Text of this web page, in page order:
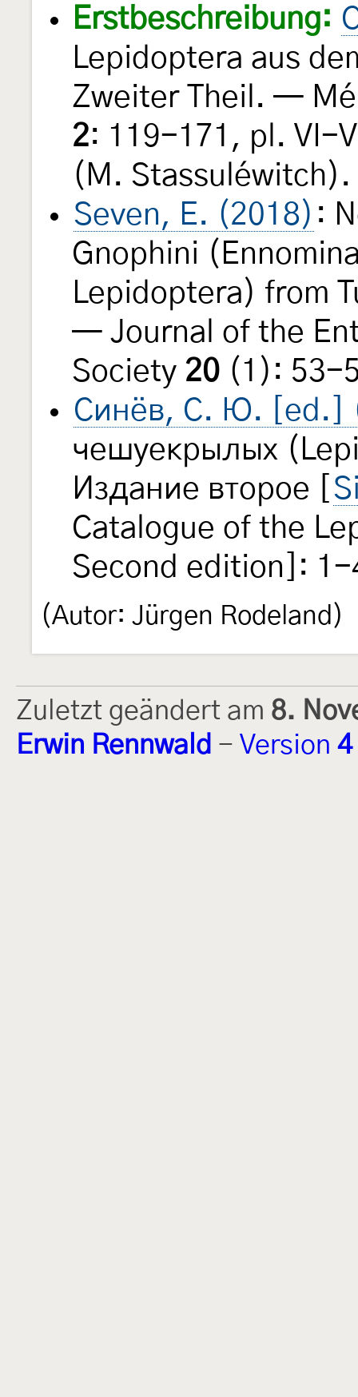
Erstbeschreibung:
Lepidoptera aus
Zweiter Theil. —
2: 119-171, pl. VI-
(M. Stassuléwitch).
Seven, E. (2018) :
Gnophini
Lepidoptera) from
— Journal of the
Society 20 (1): 53-
Синёв, С. Ю. [ed.]
чешуекрылых
Издание второе [
Catalogue of the
Second edition]: 1-
(Autor: Jürgen Rodeland)
Zuletzt geändert am 8.
Erwin Rennwald - Version 4